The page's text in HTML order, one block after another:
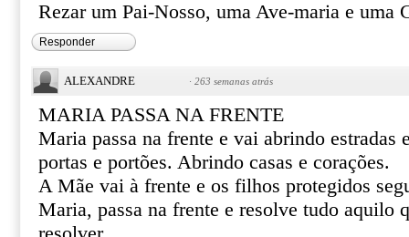
Rezar um Pai-Nosso, uma Ave-maria e uma
Responder
ALEXANDRE · 263 semanas atrás
MARIA PASSA NA FRENTE
Maria passa na frente e vai abrindo estradas
portas e portões. Abrindo casas e corações.
A Mãe vai à frente e os filhos protegidos
Maria, passa na frente e resolve tudo aquilo